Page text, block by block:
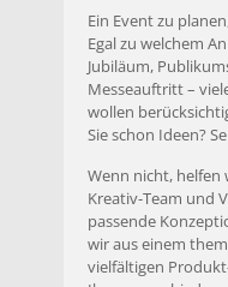
Ein Event zu
Egal zu welchem
Jubiläum,
Messeauftritt –
wollen
Sie schon Ideen?
Wenn nicht, helfen
Kreativ-Team und
passende
wir aus einem
vielfältigen